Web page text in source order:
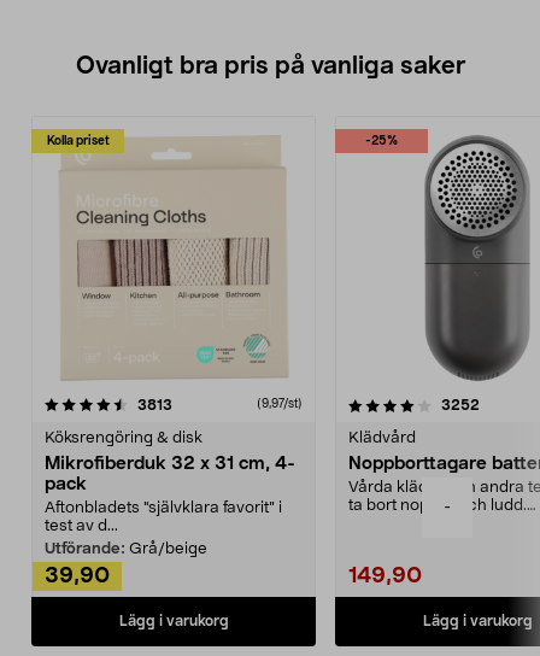
-
Ovanligt bra pris på vanliga saker
Kolla priset
3813 (9,97/st)
Köksrengöring & disk
Mikrofiberduk 32 x 31 cm, 4-
pack
Aftonbladets "självklara favorit” i
test av d...
Utförande: Grå/beige
39,90
Lägg i varukorg
-25%
4.0av 5 stjärnor 3252
Klädvård
Noppborttagare
Vårda kläder och andra
ta bort noppor och ludd.
149,90
Lägg i varukorg
4.5av 5 stjärnor